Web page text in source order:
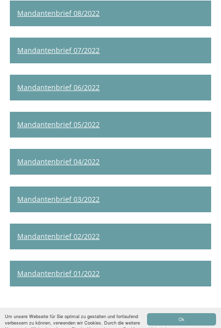
Ok
Um unsere Webseite für Sie optimal zu gestalten und fortlaufend
verbessern zu können, verwenden wir Cookies. Durch die weitere
Mandantenbrief 08/2022
Mandantenbrief 07/2022
Mandantenbrief 06/2022
Mandantenbrief 05/2022
Mandantenbrief 04/2022
Mandantenbrief 03/2022
Mandantenbrief 02/2022
Mandantenbrief 01/2022
© 2026 Kernbach & Pras